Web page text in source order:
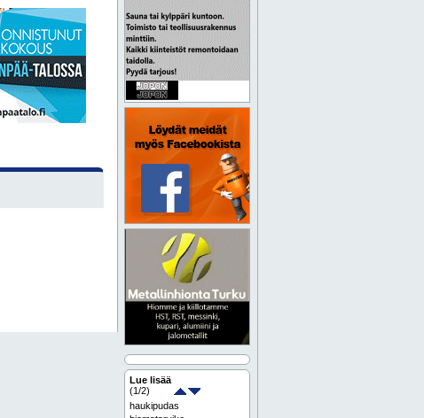
Lue lisää
(1/2)
haukipudas